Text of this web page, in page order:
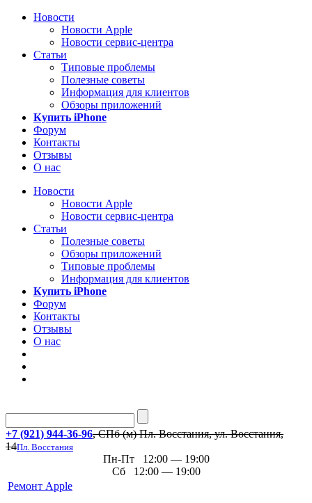
Новости
Новости Apple
Новости сервис-центра
Статьи
Типовые проблемы
Полезные советы
Информация для клиентов
Обзоры приложений
Купить iPhone
Форум
Контакты
Отзывы
О нас
Новости
Новости Apple
Новости сервис-центра
Статьи
Полезные советы
Обзоры приложений
Типовые проблемы
Информация для клиентов
Купить iPhone
Форум
Контакты
Отзывы
О нас
+7 (921) 944-36-96, СПб (м) Пл. Восстания, ул. Восстания,
14Пл. Восстания
Пн-Пт 12:00 — 19:00
Сб 12:00 — 19:00
Ремонт Apple